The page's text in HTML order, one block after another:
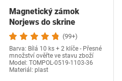
Magnetický zámok
Norjews do skrine
(99+)
Barva: Bílá 10 ks + 2 klíče - Přesné
množství ověřte ve stavu zboží
Model: ‎TOMPOL-0519-1103-36
Materiál: plast